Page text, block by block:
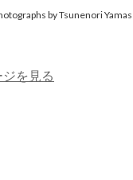
by Tsunenori Yamas
を見る